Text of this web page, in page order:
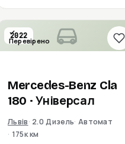
2022
Перевірено
Mercedes-Benz Cla
180 · Універсал
Львів 2.0 Дизель Автомат
175к км